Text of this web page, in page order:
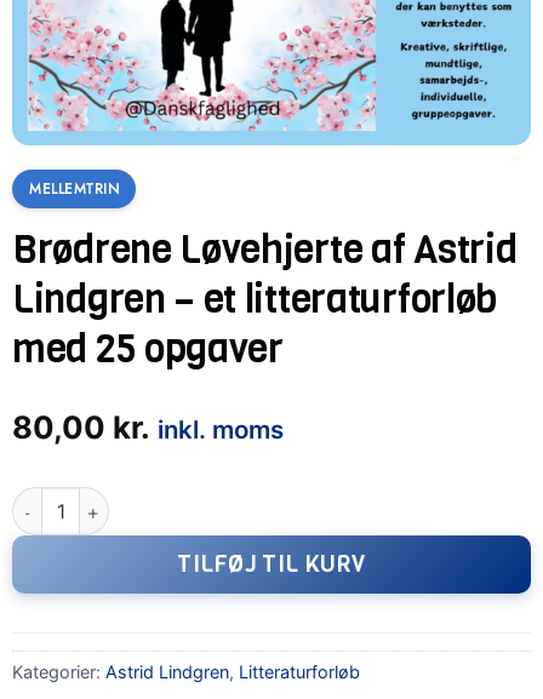
MELLEMTRIN
Brødrene Løvehjerte af Astrid
Lindgren – et litteraturforløb
med 25 opgaver
80,00 kr. inkl. moms
Brødrene Løvehjerte af Astrid Lindgren - et litteraturforløb
TILFØJ TIL KURV
Kategorier: Astrid Lindgren, Litteraturforløb